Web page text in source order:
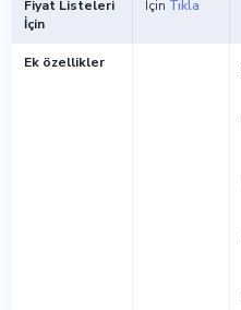
Fiyat Listeleri
İçin
İçin Tıkla
Ek özellikler